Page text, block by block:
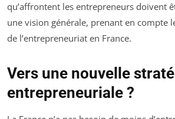
qu’affrontent les entrepreneurs doivent
une vision générale, prenant en compte
de l’entrepreneuriat en France.
Vers une nouvelle
entrepreneuriale ?